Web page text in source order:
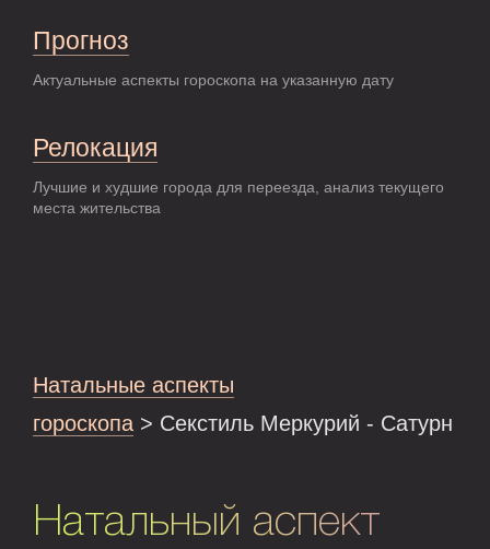
Прогноз
Актуальные аспекты гороскопа на указанную дату
Релокация
Лучшие и худшие города для переезда, анализ текущего
места жительства
Натальные аспекты
гороскопа > Секстиль Меркурий - Сатурн
Натальный аспект